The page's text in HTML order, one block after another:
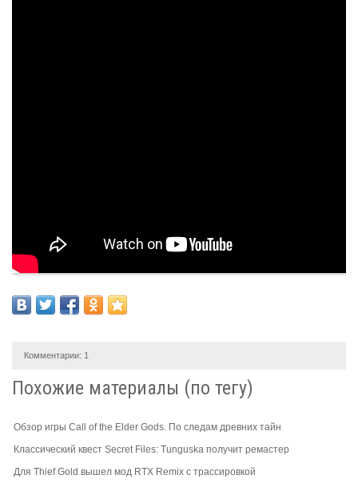
Комментарии: 1
Похожие материалы (по тегу)
Обзор игры Call of the Elder Gods. По следам древних тайн
Классический квест Secret Files: Tunguska получит ремастер
Для Thief Gold вышел мод RTX Remix с трассировкой